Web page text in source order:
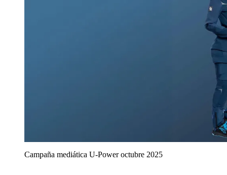
Campaña mediática U‑Power octubre 2025